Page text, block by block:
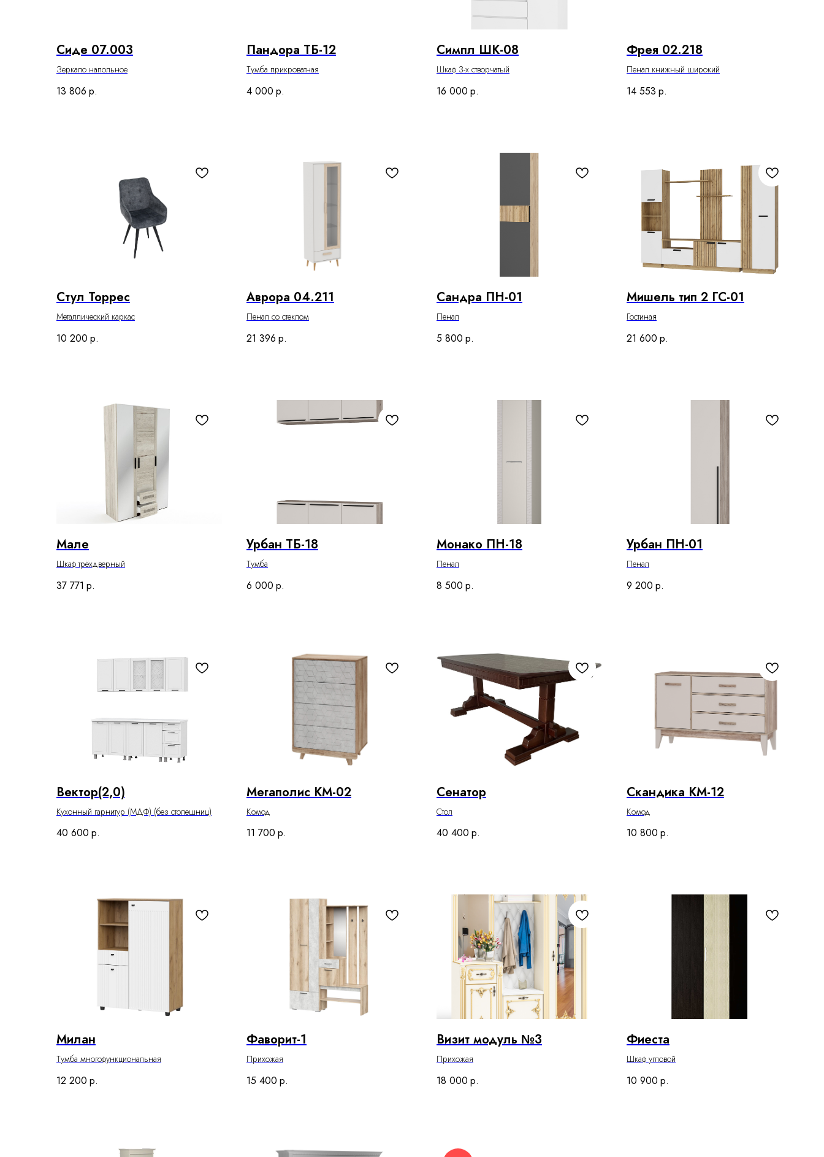
Сиде 07.003
Зеркало напольное
13 806 р.
Пандора ТБ-12
Тумба прикроватная
4 000 р.
Симпл ШК-08
Шкаф 3-х створчатый
16 000 р.
Фрея 02.218
Пенал книжный широкий
14 553 р.
Стул Торрес
Металлический каркас
10 200 р.
Аврора 04.211
Пенал со стеклом
21 396 р.
Сандра ПН-01
Пенал
5 800 р.
Мишель тип 2 ГС-01
Гостиная
21 600 р.
Мале
Шкаф трёхдверный
37 771 р.
Урбан ТБ-18
Тумба
6 000 р.
Монако ПН-18
Пенал
8 500 р.
Урбан ПН-01
Пенал
9 200 р.
Вектор(2,0)
Кухонный гарнитур (МДФ) (без столешниц)
40 600 р.
Мегаполис КМ-02
Комод
11 700 р.
Сенатор
Стол
40 400 р.
Скандика КМ-12
Комод
10 800 р.
Милан
Тумба многофункциональная
12 200 р.
Фаворит-1
Прихожая
15 400 р.
Визит модуль №3
Прихожая
18 000 р.
Фиеста
Шкаф угловой
10 900 р.